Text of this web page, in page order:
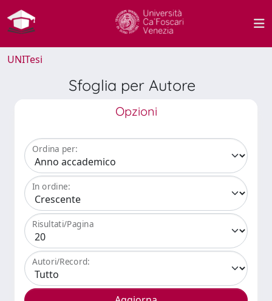
UNITesi
Sfoglia per Autore
Opzioni
Ordina per:
In ordine:
Risultati/Pagina
Autori/Record: